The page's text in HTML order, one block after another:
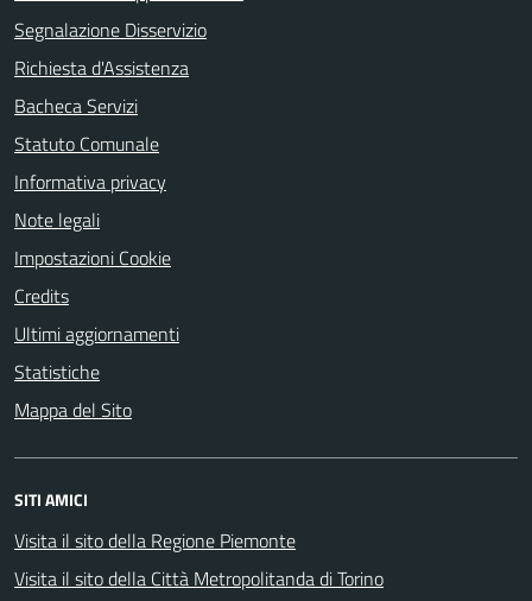
Segnalazione Disservizio
Richiesta d'Assistenza
Bacheca Servizi
Statuto Comunale
Informativa privacy
Note legali
Impostazioni Cookie
Credits
Ultimi aggiornamenti
Statistiche
Mappa del Sito
SITI AMICI
Visita il sito della Regione Piemonte
Visita il sito della Città Metropolitanda di Torino